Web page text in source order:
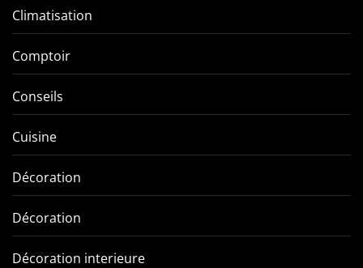
Climatisation
Comptoir
Conseils
Cuisine
Décoration
Décoration
Décoration interieure